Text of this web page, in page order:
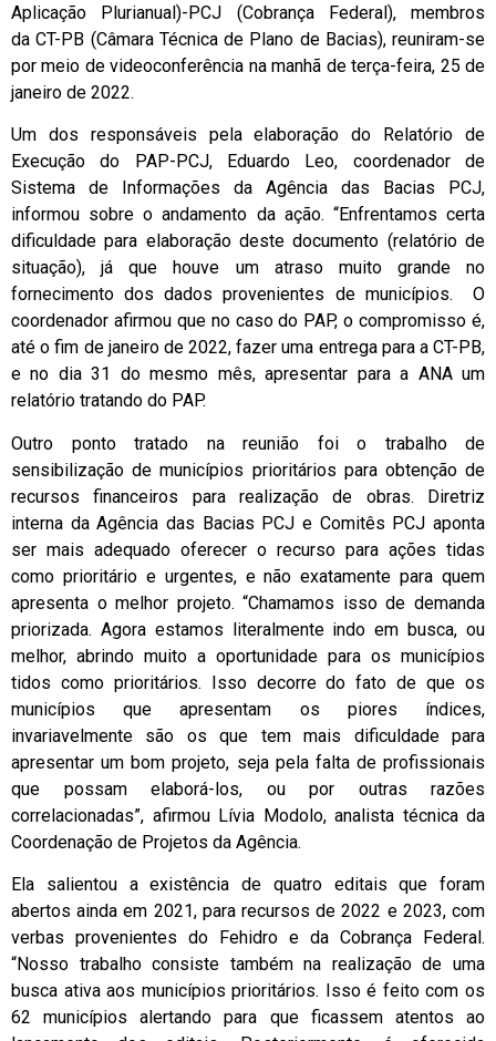
Aplicação Plurianual)-PCJ (Cobrança Federal), membros
da CT-PB (Câmara Técnica de Plano de Bacias), reuniram-se
por meio de videoconferência na manhã de terça-feira, 25 de
janeiro de 2022.
Um dos responsáveis pela elaboração do Relatório de
Execução do PAP-PCJ, Eduardo Leo, coordenador de
Sistema de Informações da Agência das Bacias PCJ,
informou sobre o andamento da ação. “Enfrentamos certa
dificuldade para elaboração deste documento (relatório de
situação), já que houve um atraso muito grande no
fornecimento dos dados provenientes de municípios. O
coordenador afirmou que no caso do PAP, o compromisso é,
até o fim de janeiro de 2022, fazer uma entrega para a CT-PB,
e no dia 31 do mesmo mês, apresentar para a ANA um
relatório tratando do PAP.
Outro ponto tratado na reunião foi o trabalho de
sensibilização de municípios prioritários para obtenção de
recursos financeiros para realização de obras. Diretriz
interna da Agência das Bacias PCJ e Comitês PCJ aponta
ser mais adequado oferecer o recurso para ações tidas
como prioritário e urgentes, e não exatamente para quem
apresenta o melhor projeto. “Chamamos isso de demanda
priorizada. Agora estamos literalmente indo em busca, ou
melhor, abrindo muito a oportunidade para os municípios
tidos como prioritários. Isso decorre do fato de que os
municípios que apresentam os piores índices,
invariavelmente são os que tem mais dificuldade para
apresentar um bom projeto, seja pela falta de profissionais
que possam elaborá-los, ou por outras razões
correlacionadas”, afirmou Lívia Modolo, analista técnica da
Coordenação de Projetos da Agência.
Ela salientou a existência de quatro editais que foram
abertos ainda em 2021, para recursos de 2022 e 2023, com
verbas provenientes do Fehidro e da Cobrança Federal.
“Nosso trabalho consiste também na realização de uma
busca ativa aos municípios prioritários. Isso é feito com os
62 municípios alertando para que ficassem atentos ao